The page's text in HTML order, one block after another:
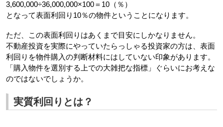
3,600,000÷36,000,000×100＝10（％）
となって表面利回り10％の物件ということになります。
ただ、この表面利回りはあくまで目安にしかなりません。
不動産投資を実際にやっていたらっしゃる投資家の方は、表面
利回りを物件購入の判断材料にはしていない印象があります。
「購入物件を選別する上での大雑把な指標」ぐらいにお考えな
のではないでしょうか。
実質利回りとは？